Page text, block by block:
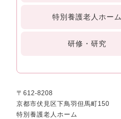
特別養護老人ホーム
研修・研究
〒612-8208
京都市伏見区下鳥羽但馬町150
特別養護老人ホーム